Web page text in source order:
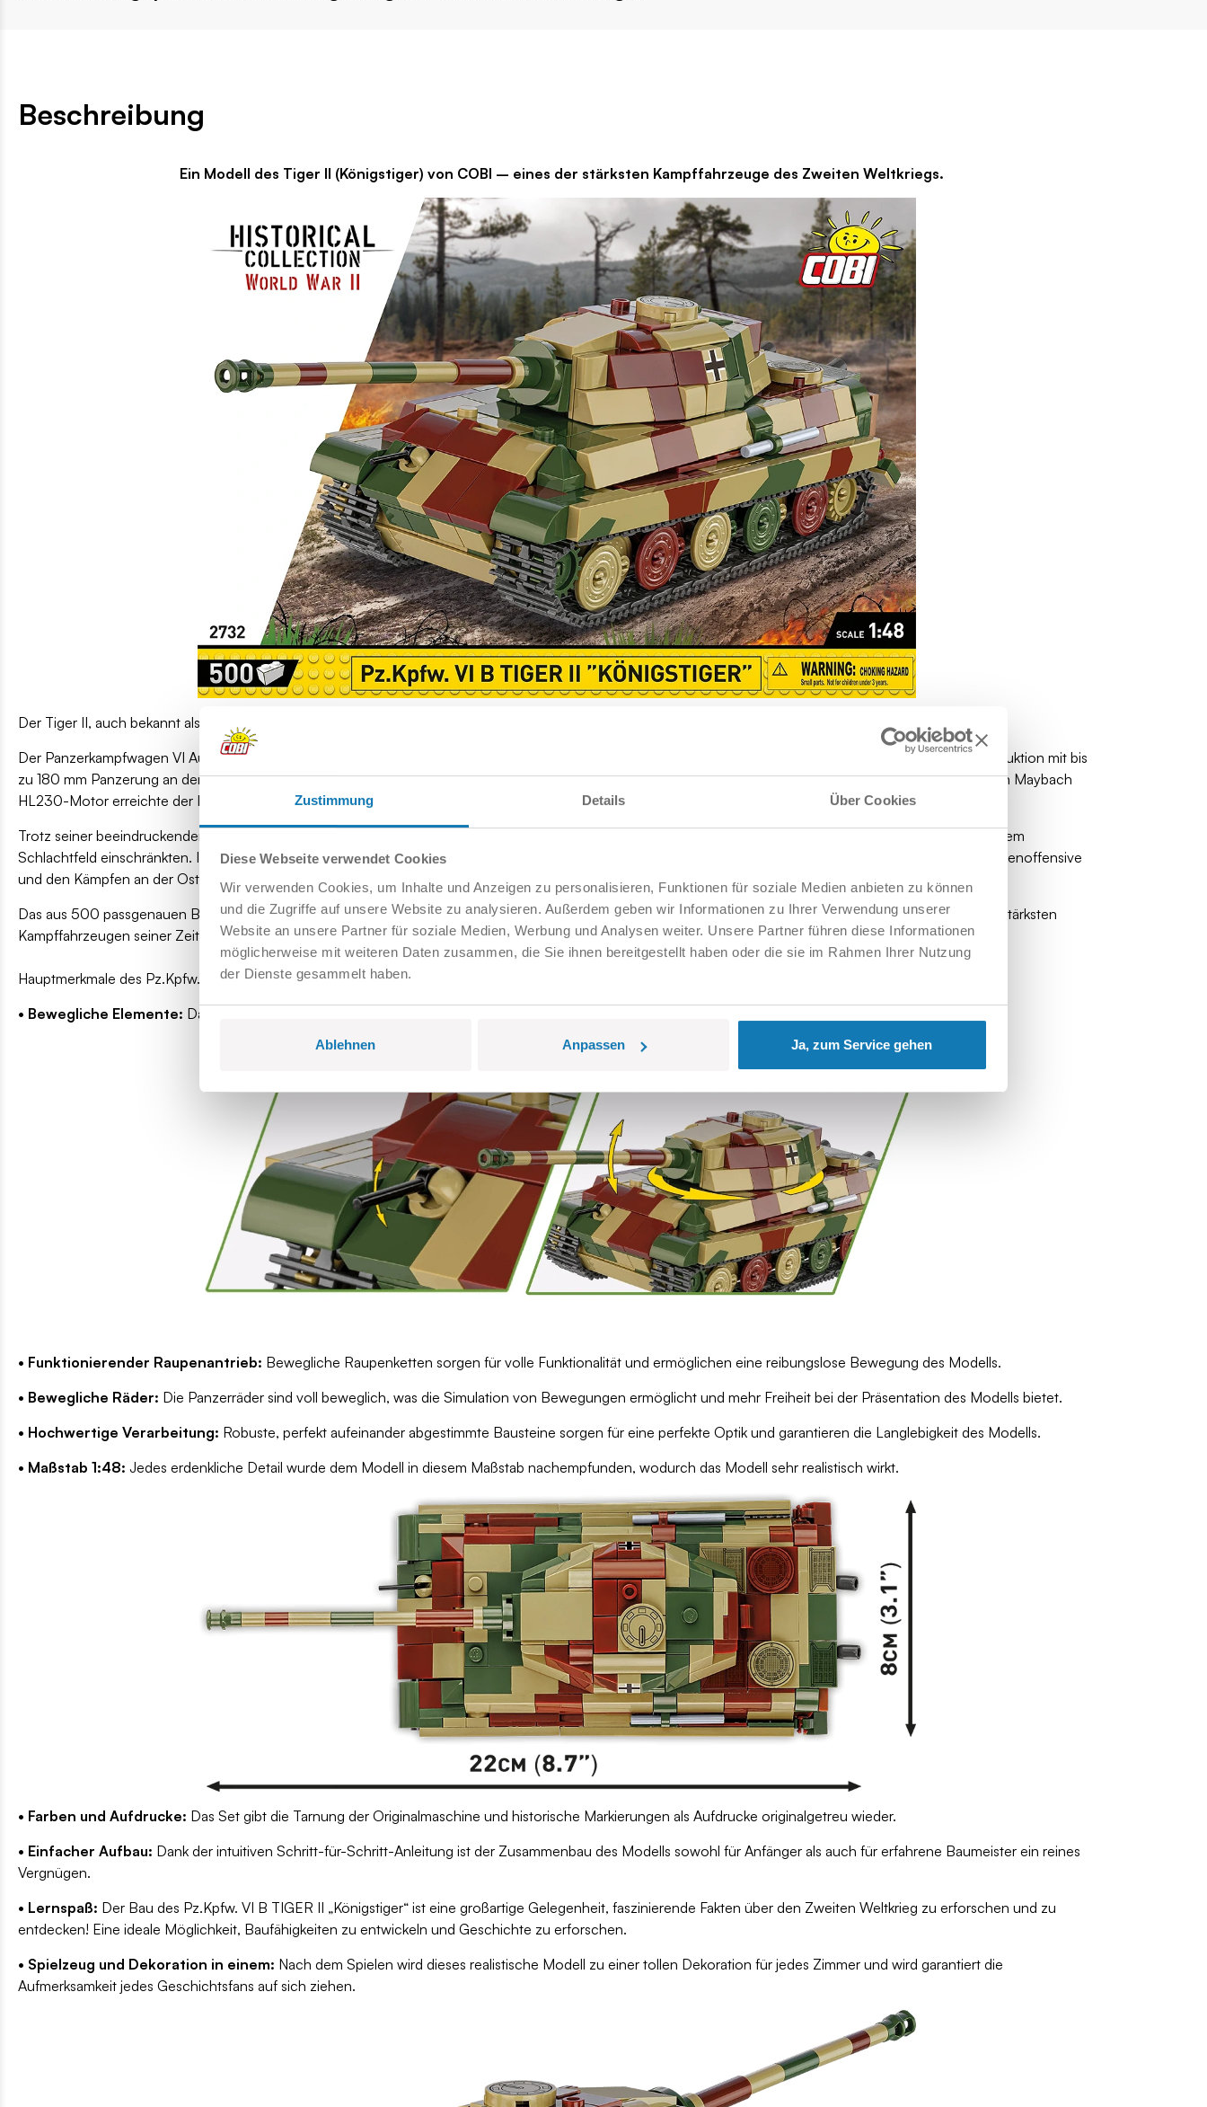
Zustimmung Details Über Cookies
Diese Webseite verwendet Cookies
Wir verwenden Cookies, um Inhalte und Anzeigen zu personalisieren, Funktionen für soziale Medien anbieten zu können
und die Zugriffe auf unsere Website zu analysieren. Außerdem geben wir Informationen zu Ihrer Verwendung unserer
Website an unsere Partner für soziale Medien, Werbung und Analysen weiter. Unsere Partner führen diese Informationen
möglicherweise mit weiteren Daten zusammen, die Sie ihnen bereitgestellt haben oder die sie im Rahmen Ihrer Nutzung
der Dienste gesammelt haben.
Ablehnen Anpassen Ja, zum Service gehen
Beschreibung
Ein Modell des Tiger II (Königstiger) von COBI – eines der stärksten Kampffahrzeuge des Zweiten Weltkriegs.
Der Tiger II, auch bekannt als „Königstiger“, ist eines der bekanntesten Symbole des Zweiten Weltkriegs und kann jetzt Teil Ihrer Sammlung werden!
Der Panzerkampfwagen VI Ausf. B Tiger II, der 1944 in Dienst gestellt wurde, gehörte zu den stärksten Maschinen des Zweiten Weltkriegs. Ihre massive Konstruktion mit bis
zu 180 mm Panzerung an der Front und einer leistungsstarken 88-mm-KwK 43 L/71-Kanone machte sie im Kampf äußerst effektiv. Mit seinem 700 PS starken Maybach
HL230-Motor erreichte der Panzer eine Straßengeschwindigkeit von 38 km/h.
Trotz seiner beeindruckenden Kampfleistung litt der Tiger II unter technischen Problemen, darunter Motor- und Fahrwerksdefekten, die seine Effektivität auf dem
Schlachtfeld einschränkten. Insgesamt wurden rund 492 Exemplare dieses Panzers produziert, die an vielen wichtigen Schlachten teilnahmen, wie der Ardennenoffensive
und den Kämpfen an der Ostfront.
Das aus 500 passgenauen Bausteinen gefertigte Modell bildet alle charakteristischen Merkmale dieses schweren deutschen Panzers ab, der zu den leistungsstärksten
Kampffahrzeugen seiner Zeit zählte.
Hauptmerkmale des Pz.Kpfw. VI B TIGER II „Königstiger“-Bausatzes:
• Bewegliche Elemente: Das Modell verfügt über einen drehbaren Turm und eine bewegliche Kanone für volle Interaktivität und Realismus.
• Funktionierender Raupenantrieb: Bewegliche Raupenketten sorgen für volle Funktionalität und ermöglichen eine reibungslose Bewegung des Modells.
• Bewegliche Räder: Die Panzerräder sind voll beweglich, was die Simulation von Bewegungen ermöglicht und mehr Freiheit bei der Präsentation des Modells bietet.
• Hochwertige Verarbeitung: Robuste, perfekt aufeinander abgestimmte Bausteine sorgen für eine perfekte Optik und garantieren die Langlebigkeit des Modells.
• Maßstab 1:48: Jedes erdenkliche Detail wurde dem Modell in diesem Maßstab nachempfunden, wodurch das Modell sehr realistisch wirkt.
• Farben und Aufdrucke: Das Set gibt die Tarnung der Originalmaschine und historische Markierungen als Aufdrucke originalgetreu wieder.
• Einfacher Aufbau: Dank der intuitiven Schritt-für-Schritt-Anleitung ist der Zusammenbau des Modells sowohl für Anfänger als auch für erfahrene Baumeister ein reines
Vergnügen.
• Lernspaß: Der Bau des Pz.Kpfw. VI B TIGER II „Königstiger“ ist eine großartige Gelegenheit, faszinierende Fakten über den Zweiten Weltkrieg zu erforschen und zu
entdecken! Eine ideale Möglichkeit, Baufähigkeiten zu entwickeln und Geschichte zu erforschen.
• Spielzeug und Dekoration in einem: Nach dem Spielen wird dieses realistische Modell zu einer tollen Dekoration für jedes Zimmer und wird garantiert die
Aufmerksamkeit jedes Geschichtsfans auf sich ziehen.